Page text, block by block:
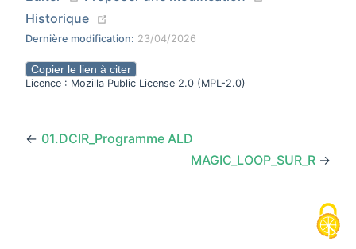
Historique
Dernière modification: 23/04/2026
Copier le lien à citer
Licence : Mozilla Public License 2.0 (MPL-2.0)
← 01.DCIR_Programme ALD
MAGIC_LOOP_SUR_R →